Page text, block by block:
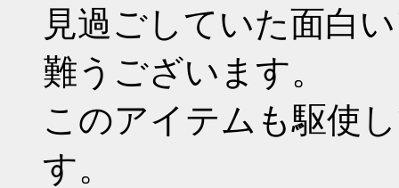
見過ごしていた面白
難うございます。
このアイテムも駆使
す。